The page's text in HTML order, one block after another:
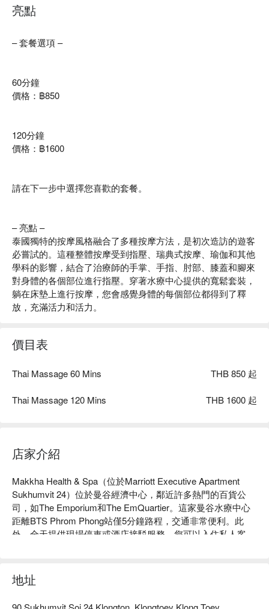
亮點
– 套餐選項 –
60分鐘
價格：฿850
120分鐘
價格：฿1600
請在下一步中選擇您喜歡的套餐。
– 亮點 –
泰國獨特的按摩風格融合了多種按摩方法，是初次造訪的遊客
必嘗試的。這種整體按摩受到指壓、瑞典式按摩、瑜伽和其他
學科的影響，結合了治療師的手掌、手指、肘部、膝蓋和腳來
對身體的各個部位進行指壓。穿著水療中心提供的寬鬆套裝，
躺在床墊上進行按摩，您會感覺身體的每個部位都得到了釋
放，充滿活力和活力。
價目表
Thai Massage 60 Mins THB 850 起
Thai Massage 120 Mins THB 1600 起
店家介紹
Makkha Health & Spa（位於Marriott Executive Apartment
Sukhumvit 24）位於曼谷經濟中心，鄰近許多熱門的百貨公
司，如The Emporium和The EmQuartier。這家曼谷水療中心
距離BTS Phrom Phong站僅5分鐘路程，交通非常便利。此
外，全天提供現場停車或酒店接駁服務。您可以入住私人客
此曼谷水療中心為您提供多種選擇，陪您度過寶貴的放鬆時
光。水療中心的每一位工作人員都樂意提供建議，並以最誠摯
地址